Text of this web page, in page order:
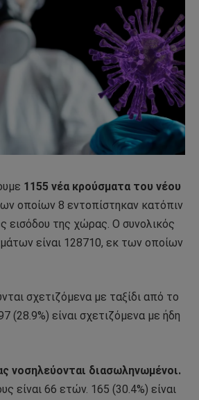
1155 νέα κρούσματα του νέου
οποίων 8 εντοπίστηκαν κατόπιν
εισόδου της χώρας. Ο συνολικός
είναι 128710, εκ των οποίων
σχετιζόμενα με ταξίδι από το
(28.9%) είναι σχετιζόμενα με ήδη
νοσηλεύονται διασωληνωμένοι.
είναι 66 ετών. 165 (30.4%) είναι